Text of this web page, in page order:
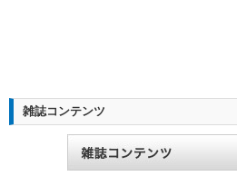
雑誌コンテンツ